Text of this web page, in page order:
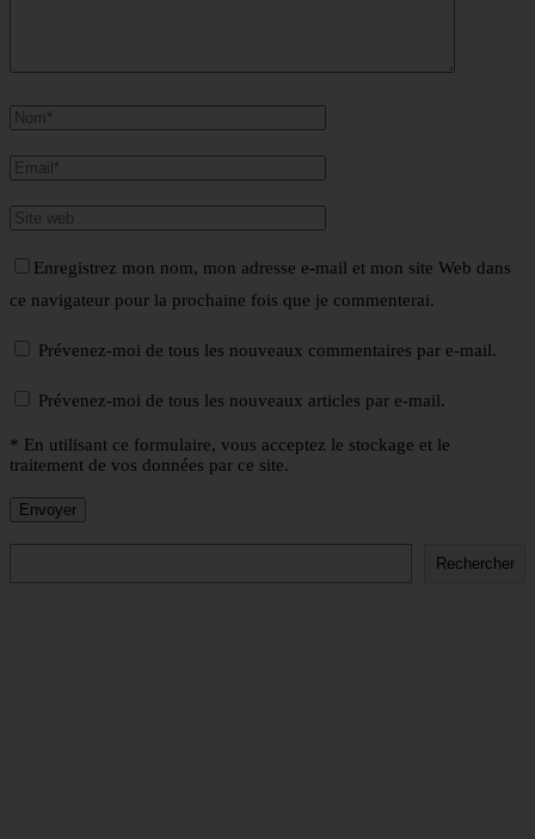
Enregistrez mon nom, mon adresse e-mail et mon site Web dans
ce navigateur pour la prochaine fois que je commenterai.
Prévenez-moi de tous les nouveaux commentaires par e-mail.
Prévenez-moi de tous les nouveaux articles par e-mail.
* En utilisant ce formulaire, vous acceptez le stockage et le
traitement de vos données par ce site.
Rechercher